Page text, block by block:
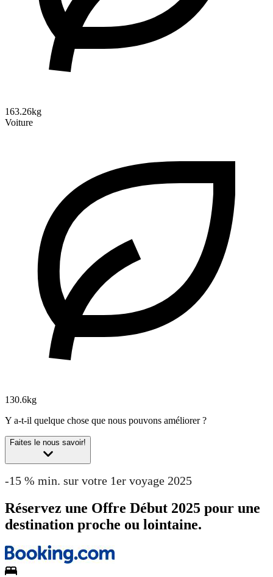
163.26kg
Voiture
130.6kg
Y a-t-il quelque chose que nous pouvons améliorer ?
Faites le nous savoir!
-15 % min. sur votre 1er voyage 2025
Réservez une Offre Début 2025 pour une
destination proche ou lointaine.